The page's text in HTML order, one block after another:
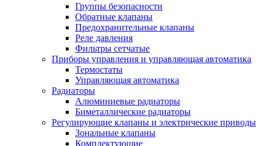
Группы безопасности
Обратные клапаны
Предохранительные клапаны
Реле давления
Фильтры сетчатые
Приборы управления и управляющая автоматика
Термостаты
Управляющая автоматика
Радиаторы
Алюминиевые радиаторы
Биметаллические радиаторы
Регулирующие клапаны и электрические приводы
Зональные клапаны
Комплектующие